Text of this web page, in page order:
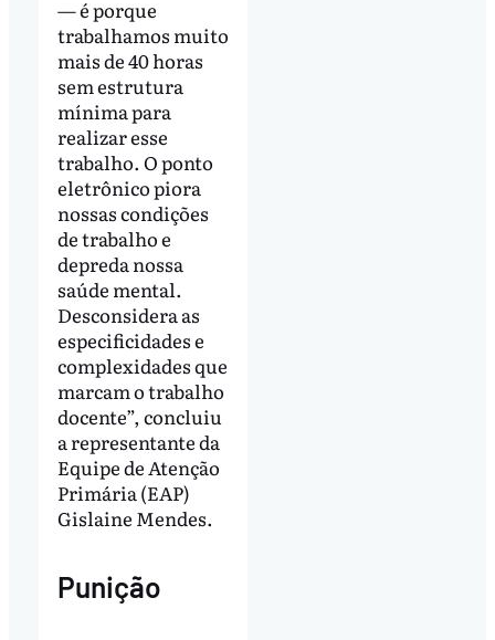
— é porque
trabalhamos muito
mais de 40 horas
sem estrutura
mínima para
realizar esse
trabalho. O ponto
eletrônico piora
nossas condições
de trabalho e
depreda nossa
saúde mental.
Desconsidera as
especificidades e
complexidades que
marcam o trabalho
docente”, concluiu
a representante da
Equipe de Atenção
Primária (EAP)
Gislaine Mendes.
Punição